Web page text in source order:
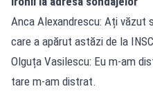
Anca Alexandrescu: Ați văzut
care a apărut astăzi de la
Olguța Vasilescu: Eu m-am
tare m-am distrat.